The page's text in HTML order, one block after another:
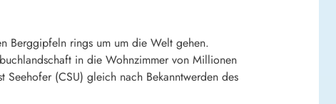
Berggipfeln rings um um die Welt gehen.
in die Wohnzimmer von Millionen
(CSU) gleich nach Bekanntwerden des